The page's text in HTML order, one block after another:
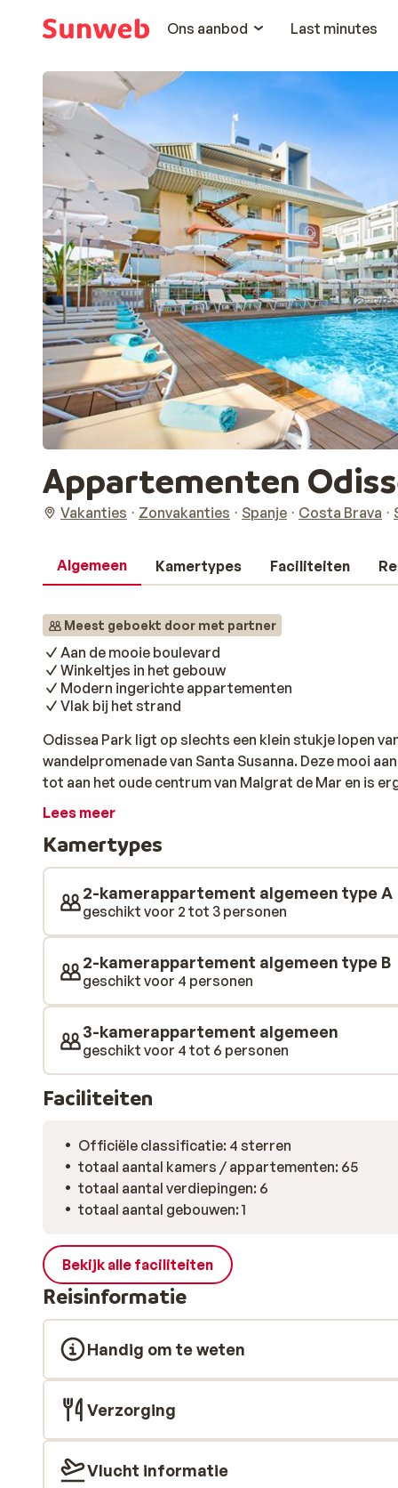
Ons aanbod
Last minutes
Appartementen
Vakanties Zonvakanties Spanje Costa Brava
Algemeen Kamertypes Faciliteiten
Meest geboekt door met partner
Aan de mooie boulevard
Winkeltjes in het gebouw
Modern ingerichte appartementen
Vlak bij het strand
Odissea Park ligt op slechts een klein stukje lopen
wandelpromenade van Santa Susanna. Deze mooi
tot aan het oude centrum van Malgrat de Mar en is
comfortabele appartementen van Odissea Park zijn
Van het zonnetje genieten kan op het terras met
lekker kunt genieten van een verkoelend drankje of
relaxen door even kort voor souvenirs kijken; in het
winkeltjes, waaronder een mini-supermarkt.
Lees meer
Kamertypes
2-kamerappartement algemeen type A
geschikt voor 2 tot 3 personen
2-kamerappartement algemeen type B
geschikt voor 4 personen
3-kamerappartement algemeen
geschikt voor 4 tot 6 personen
Faciliteiten
Officiële classificatie: 4 sterren
totaal aantal kamers / appartementen: 65
totaal aantal verdiepingen: 6
totaal aantal gebouwen: 1
Bekijk alle faciliteiten
Reisinformatie
Handig om te weten
Verzorging
Vlucht informatie